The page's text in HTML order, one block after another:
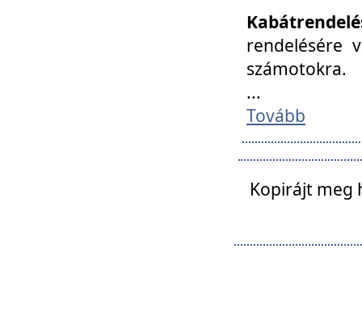
rendelésére
számotokra.
...
Tovább
Kopirájt meg